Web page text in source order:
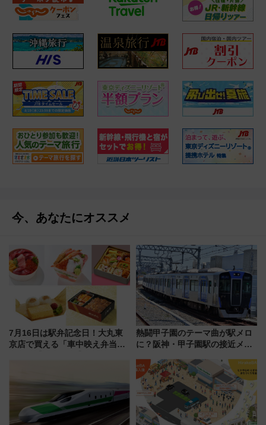
今、あなたにオススメ
7月16日は駅弁記念日！大丸東
京店で買える「車中映え弁当」
熱闘甲子園のテーマ曲が駅メロ
に？阪神・甲子園駅の接近メロ
谷実アレンジの特別仕様へ、8月
5日始発から